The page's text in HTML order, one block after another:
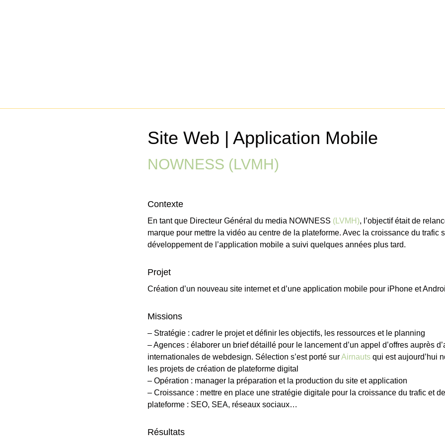
Site Web | Application Mobile
NOWNESS (LVMH)
Contexte
En tant que Directeur Général du media NOWNESS (LVMH), l’objectif était de
marque pour mettre la vidéo au centre de la plateforme. Avec la croissance du trafic
développement de l’application mobile a suivi quelques années plus tard.
Projet
Création d’un nouveau site internet et d’une application mobile pour iPhone et
Missions
– Stratégie : cadrer le projet et définir les objectifs, les ressources et le planning
– Agences : élaborer un brief détaillé pour le lancement d’un appel d’offres auprès
internationales de webdesign. Sélection s’est porté surAirnauts qui est aujourd’hui
les projets de création de plateforme digital
– Opération : manager la préparation et la production du site et application
– Croissance : mettre en place une stratégie digitale pour la croissance du trafic et
plateforme : SEO, SEA, réseaux sociaux…
Résultats